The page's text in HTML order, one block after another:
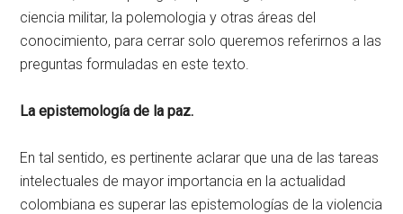
ciencia militar, la polemologia y otras áreas del
conocimiento, para cerrar solo queremos referirnos a las
preguntas formuladas en este texto.
La epistemología de la paz.
En tal sentido, es pertinente aclarar que una de las tareas
intelectuales de mayor importancia en la actualidad
colombiana es superar las epistemologías de la violencia